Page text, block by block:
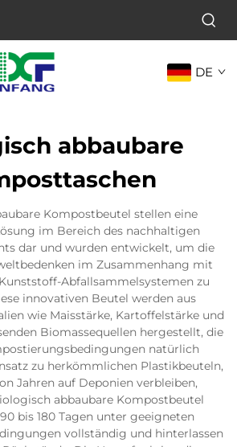
DE
abbaubare
Kompostbeutel stellen eine
im Bereich des nachhaltigen
dar und wurden entwickelt, um die
im Zusammenhang mit
Abfallsammelsystemen zu
innovativen Beutel werden aus
wie Maisstärke, Kartoffelstärke und
Biomassequellen hergestellt, die
natürlich
zu herkömmlichen Plastikbeuteln,
Jahren auf Deponien verbleiben,
abbaubare Kompostbeutel
bis 180 Tagen unter geeigneten
vollständig und hinterlassen